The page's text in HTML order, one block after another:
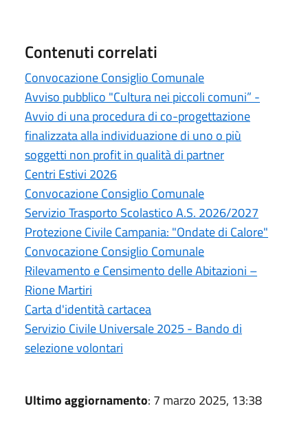
Contenuti correlati
Convocazione Consiglio Comunale
Avviso pubblico "Cultura nei piccoli comuni” -
Avvio di una procedura di co-progettazione
finalizzata alla individuazione di uno o più
soggetti non profit in qualità di partner
Centri Estivi 2026
Convocazione Consiglio Comunale
Servizio Trasporto Scolastico A.S. 2026/2027
Protezione Civile Campania: "Ondate di Calore"
Convocazione Consiglio Comunale
Rilevamento e Censimento delle Abitazioni –
Rione Martiri
Carta d'identità cartacea
Servizio Civile Universale 2025 - Bando di
selezione volontari
Ultimo aggiornamento: 7 marzo 2025, 13:38